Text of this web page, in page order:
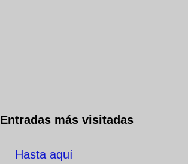
Entradas más visitadas
Hasta aquí